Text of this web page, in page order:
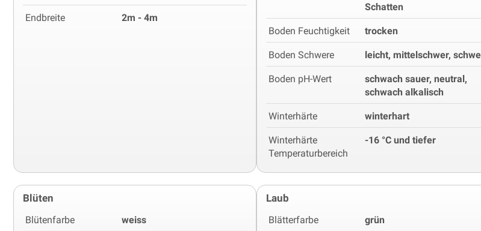
Endbreite 2m - 4m
Schatten
Boden Feuchtigkeit trocken
Boden Schwere leicht, mittelschwer,
Boden pH-Wert
schwach sauer, neutral,
schwach alkalisch
Winterhärte winterhart
Winterhärte
Temperaturbereich
-16 °C und tiefer
Blüten
Blütenfarbe weiss
Laub
Blätterfarbe grün